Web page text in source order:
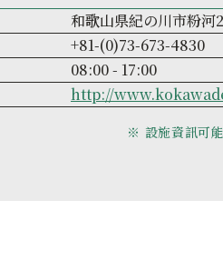
和歌山県紀の川市粉河
+81-(0)73-673-4830
08:00 - 17:00
http://
※ 設施資訊可